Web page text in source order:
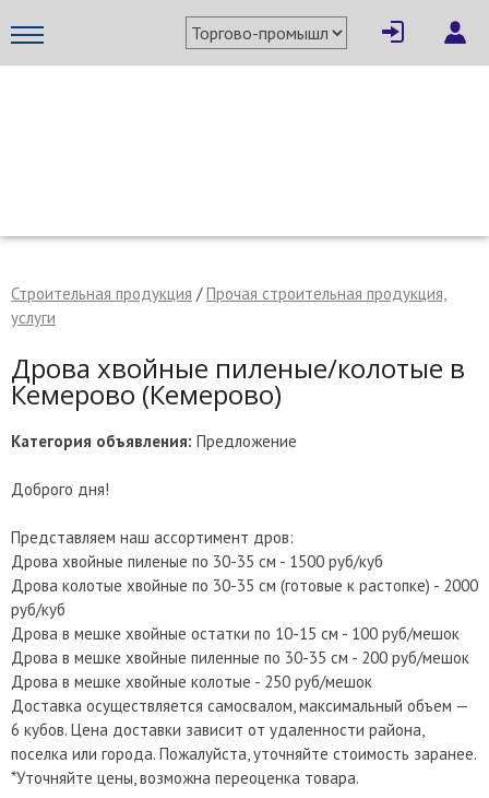
Строительная продукция /Прочая строительная продукция,
услуги
Дрова хвойные пиленые/колотые в
Кемерово (Кемерово)
Категория объявления: Предложение
Доброго дня!
Представляем наш ассортимент дров:
Дрова хвойные пиленые по 30-35 см - 1500 руб/куб
Дрова колотые хвойные по 30-35 см (готовые к растопке) - 2000
руб/куб
Дрова в мешке хвойные остатки по 10-15 см - 100 руб/мешок
Дрова в мешке хвойные пиленные по 30-35 см - 200 руб/мешок
Дрова в мешке хвойные колотые - 250 руб/мешок
Доставка осуществляется самосвалом, максимальный объем —
6 кубов. Цена доставки зависит от удаленности района,
поселка или города. Пожалуйста, уточняйте стоимость заранее.
*Уточняйте цены, возможна переоценка товара.
× Написать поставщику
Отмена Отправить сообщение